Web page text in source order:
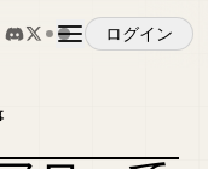
ログイン